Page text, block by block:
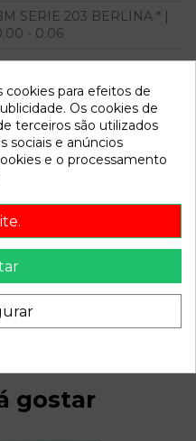
SERIE 203 BERLINA * |
- 0.06
SERIE 203 BERLINA * |
- 0.06
para mercedes bm
7226400
gostar
cookies para efeitos de
Os cookies de
terceiros são utilizados
sociais e anúncios
e o processamento